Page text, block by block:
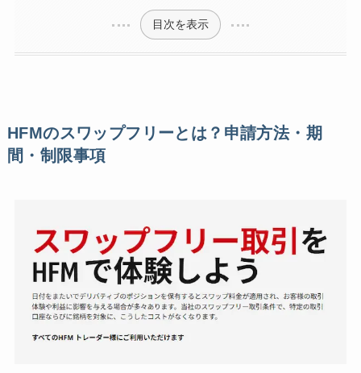
目次を表示
HFMのスワップフリーとは？申請方法・期
間・制限事項